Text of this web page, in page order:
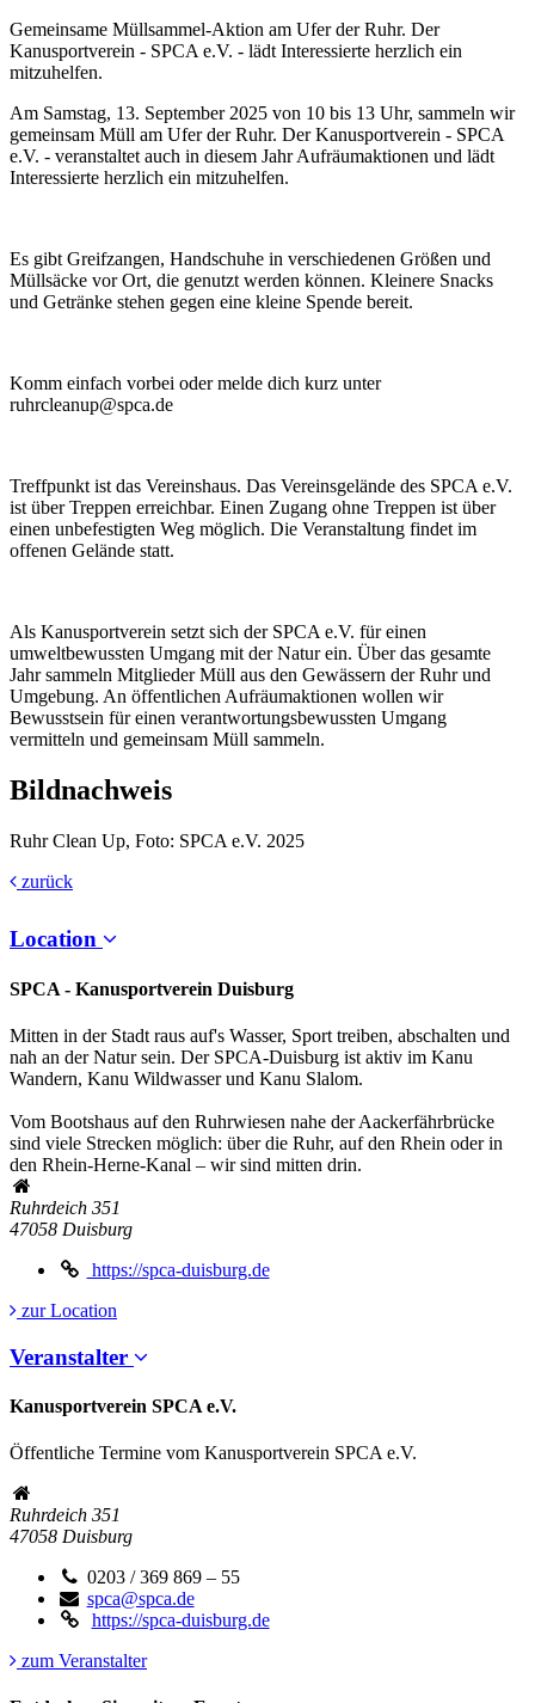
Gemeinsame Müllsammel-Aktion am Ufer der Ruhr. Der
Kanusportverein - SPCA e.V. - lädt Interessierte herzlich ein
mitzuhelfen.
Am Samstag, 13. September 2025 von 10 bis 13 Uhr, sammeln wir
gemeinsam Müll am Ufer der Ruhr. Der Kanusportverein - SPCA
e.V. - veranstaltet auch in diesem Jahr Aufräumaktionen und lädt
Interessierte herzlich ein mitzuhelfen.
Es gibt Greifzangen, Handschuhe in verschiedenen Größen und
Müllsäcke vor Ort, die genutzt werden können. Kleinere Snacks
und Getränke stehen gegen eine kleine Spende bereit.
Komm einfach vorbei oder melde dich kurz unter
ruhrcleanup@spca.de
Treffpunkt ist das Vereinshaus. Das Vereinsgelände des SPCA e.V.
ist über Treppen erreichbar. Einen Zugang ohne Treppen ist über
einen unbefestigten Weg möglich. Die Veranstaltung findet im
offenen Gelände statt.
Als Kanusportverein setzt sich der SPCA e.V. für einen
umweltbewussten Umgang mit der Natur ein. Über das gesamte
Jahr sammeln Mitglieder Müll aus den Gewässern der Ruhr und
Umgebung. An öffentlichen Aufräumaktionen wollen wir
Bewusstsein für einen verantwortungsbewussten Umgang
vermitteln und gemeinsam Müll sammeln.
Bildnachweis
Ruhr Clean Up, Foto: SPCA e.V. 2025
zurück
Location
SPCA - Kanusportverein Duisburg
Mitten in der Stadt raus auf's Wasser, Sport treiben, abschalten und
nah an der Natur sein. Der SPCA-Duisburg ist aktiv im Kanu
Wandern, Kanu Wildwasser und Kanu Slalom.
Vom Bootshaus auf den Ruhrwiesen nahe der Aackerfährbrücke
sind viele Strecken möglich: über die Ruhr, auf den Rhein oder in
den Rhein-Herne-Kanal – wir sind mitten drin.
Ruhrdeich 351
47058 Duisburg
https://spca-duisburg.de
zur Location
Veranstalter
Kanusportverein SPCA e.V.
Öffentliche Termine vom Kanusportverein SPCA e.V.
Ruhrdeich 351
47058 Duisburg
0203 / 369 869 – 55
spca@spca.de
https://spca-duisburg.de
zum Veranstalter